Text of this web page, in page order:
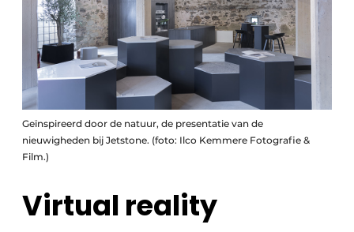
Geïnspireerd door de natuur, de presentatie van de
nieuwigheden bij Jetstone. (foto: Ilco Kemmere Fotografie &
Film.)
Virtual reality